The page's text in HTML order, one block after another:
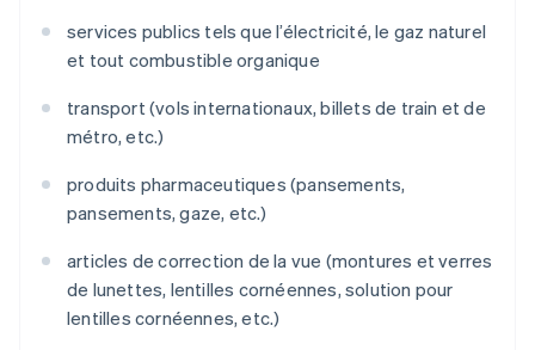
services publics tels que l’électricité, le gaz naturel
et tout combustible organique
transport (vols internationaux, billets de train et de
métro, etc.)
produits pharmaceutiques (pansements,
pansements, gaze, etc.)
articles de correction de la vue (montures et verres
de lunettes, lentilles cornéennes, solution pour
lentilles cornéennes, etc.)